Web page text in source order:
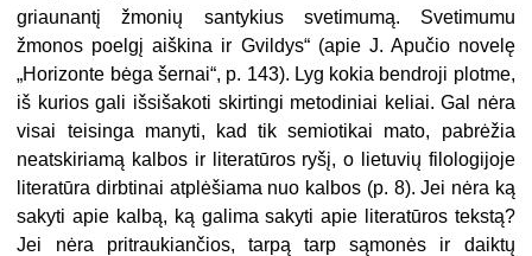
griaunantį žmonių santykius svetimumą. Svetimumu
žmonos poelgį aiškina ir Gvildys“ (apie J. Apučio novelę
„Horizonte bėga šer­nai“, p. 143). Lyg kokia bendroji plot­me,
iš kurios gali išsišakoti skirtingi metodiniai keliai. Gal nėra
visai tei­singa manyti, kad tik semiotikai mato, pabrėžia
neatskiriamą kalbos ir litera­tūros ryšį, o lietuvių filologijoje
litera­tūra dirbtinai atplėšiama nuo kalbos (p. 8). Jei nėra ką
sakyti apie kalbą, ką galima sakyti apie literatūros tekstą?
Jei nėra pritraukiančios, tarpą tarp sąmonės ir daiktų